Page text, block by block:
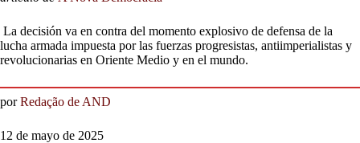
La decisión va en contra del momento explosivo de defensa de la
lucha armada impuesta por las fuerzas progresistas, antiimperialistas y
revolucionarias en Oriente Medio y en el mundo.
porRedação de AND
12 de mayo de 2025